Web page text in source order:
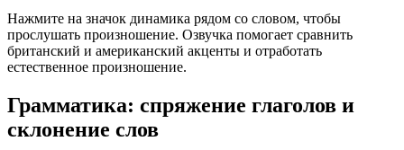
Нажмите на значок динамика рядом со словом, чтобы
прослушать произношение. Озвучка помогает сравнить
британский и американский акценты и отработать
естественное произношение.
Грамматика: спряжение глаголов и
склонение слов